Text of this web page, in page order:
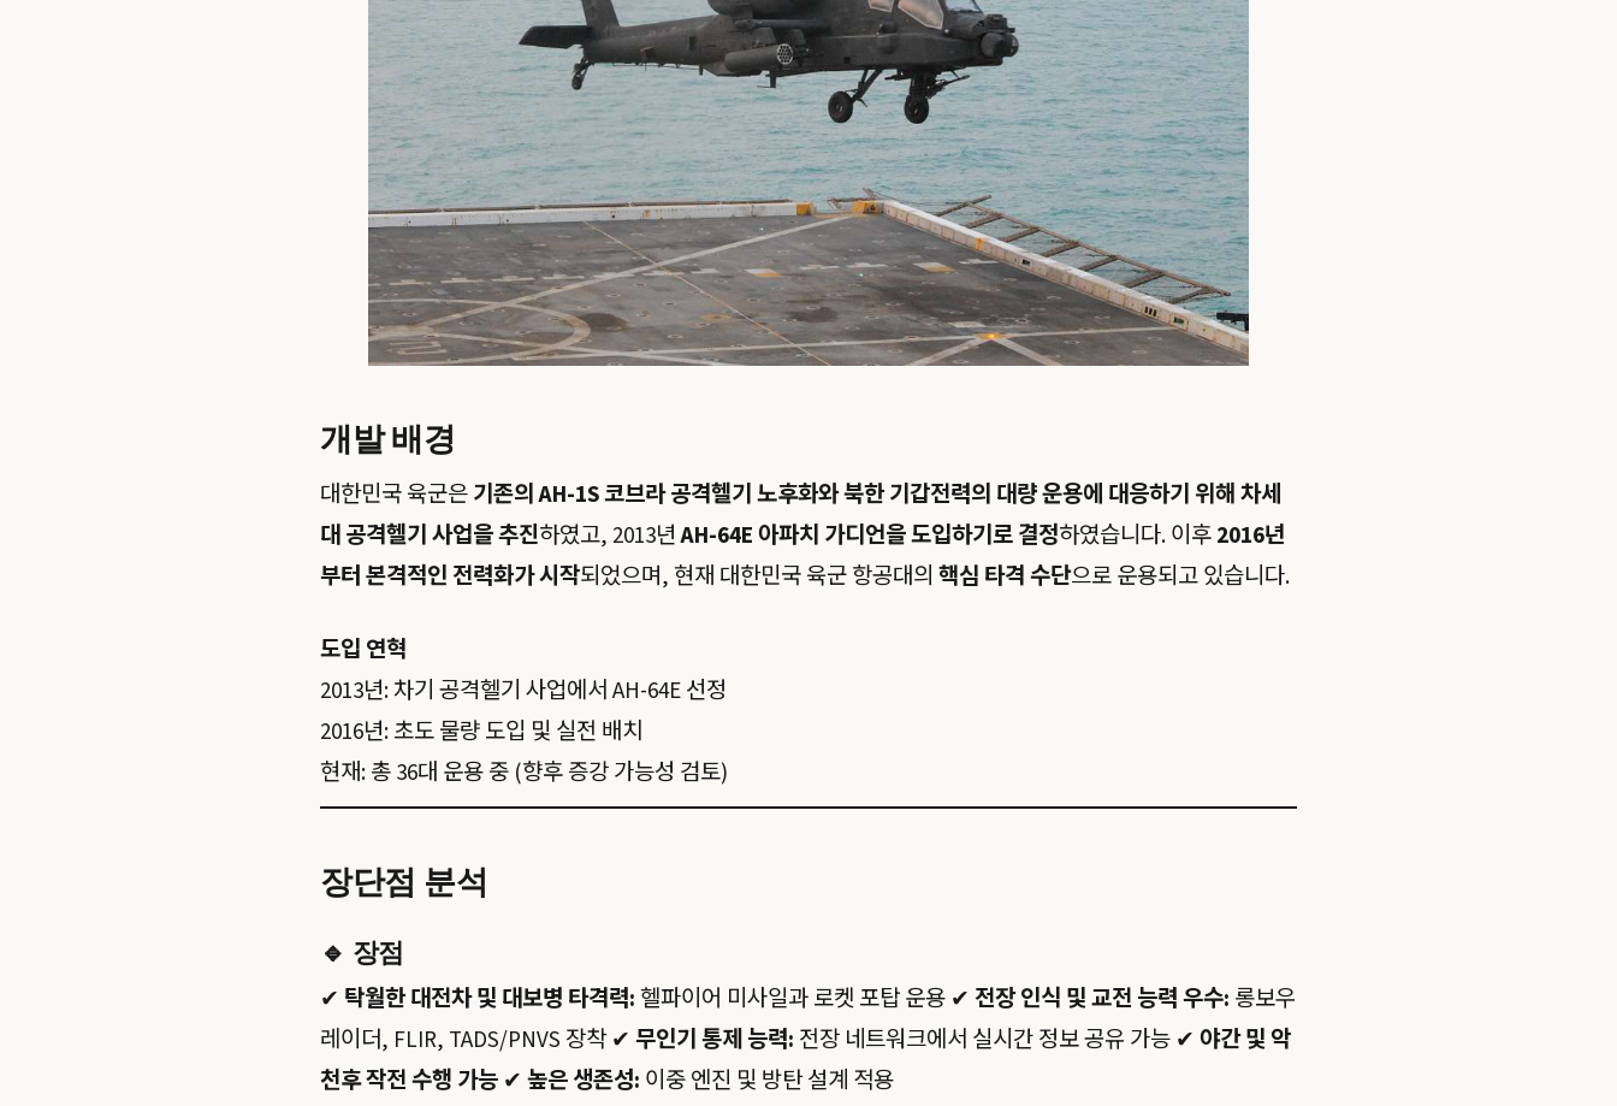
개발 배경
대한민국 육군은기존의 AH-1S 코브라 공격헬기 노후화와 북한 기갑전력의 대량 운용에 대응하기 위해 차세
대 공격헬기 사업을 추진하였고, 2013년AH-64E 아파치 가디언을 도입하기로 결정하였습니다. 이후2016년
부터 본격적인 전력화가 시작되었으며, 현재 대한민국 육군 항공대의 핵심 타격 수단으로 운용되고 있습니다.
도입 연혁
2013년: 차기 공격헬기 사업에서 AH-64E 선정
2016년: 초도 물량 도입 및 실전 배치
현재: 총 36대 운용 중 (향후 증강 가능성 검토)
장단점 분석
🔹 장점
✔ 탁월한 대전차 및 대보병 타격력:헬파이어 미사일과 로켓 포탑 운용 ✔ 전장 인식 및 교전 능력 우수: 롱보우
레이더, FLIR, TADS/PNVS 장착 ✔ 무인기 통제 능력: 전장 네트워크에서 실시간 정보 공유 가능 ✔ 야간 및 악
천후 작전 수행 가능 ✔ 높은 생존성: 이중 엔진 및 방탄 설계 적용